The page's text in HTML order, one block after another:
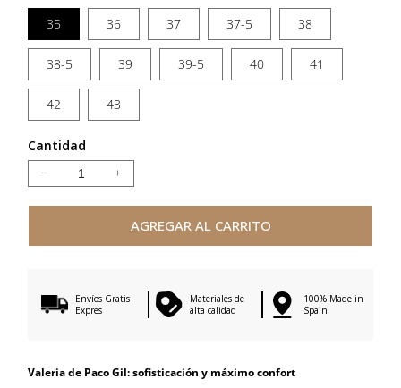
35
36 37 37-5 38
38-5 39 39-5 40 41
42 43
Cantidad
Reducir
Aumentar
para
AGREGAR AL CARRITO
Envíos Gratis
Expres
Materiales de
alta calidad
100% Made in
Spain
Valeria de Paco Gil: sofisticación y máximo confort